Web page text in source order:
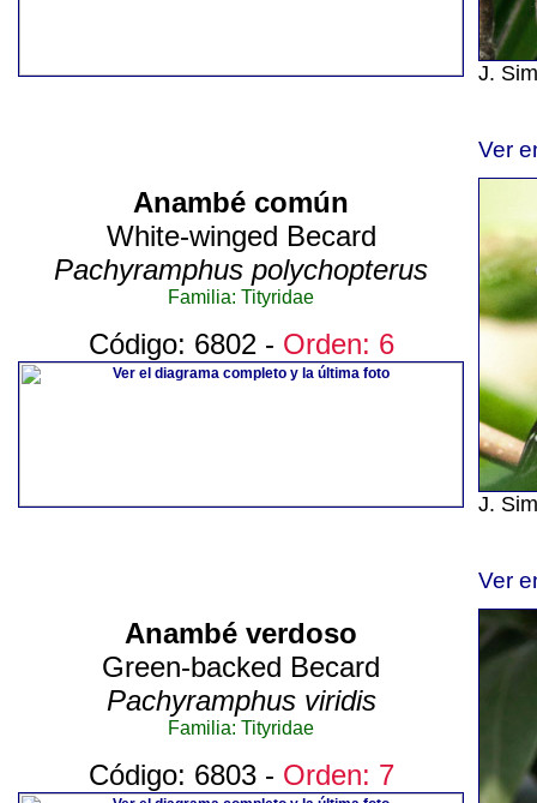
J.
Ver
Anambé común
White-winged Becard
Pachyramphus polychopterus
Familia: Tityridae
Código: 6802 - Orden: 6
J.
Ver
Anambé verdoso
Green-backed Becard
Pachyramphus viridis
Familia: Tityridae
Código: 6803 - Orden: 7